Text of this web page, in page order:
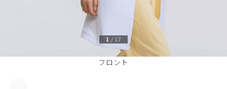
フロント
1 / 17